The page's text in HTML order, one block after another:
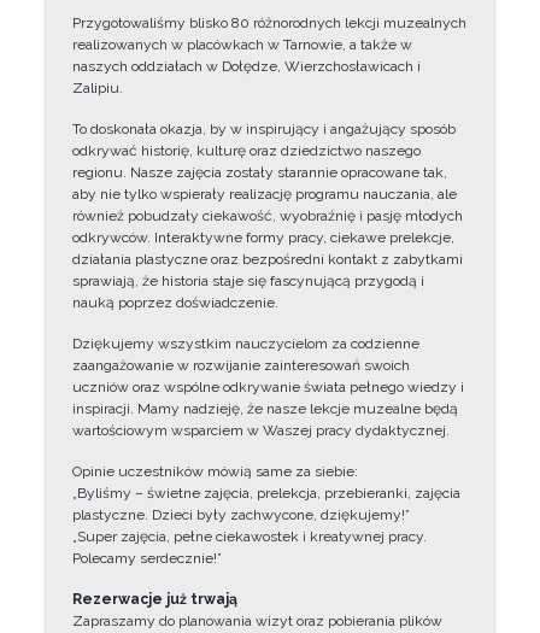
Przygotowaliśmy blisko 80 różnorodnych lekcji muzealnych
realizowanych w placówkach w Tarnowie, a także w
naszych oddziałach w Dołędze, Wierzchosławicach i
Zalipiu.
To doskonała okazja, by w inspirujący i angażujący sposób
odkrywać historię, kulturę oraz dziedzictwo naszego
regionu. Nasze zajęcia zostały starannie opracowane tak,
aby nie tylko wspierały realizację programu nauczania, ale
również pobudzały ciekawość, wyobraźnię i pasję młodych
odkrywców. Interaktywne formy pracy, ciekawe prelekcje,
działania plastyczne oraz bezpośredni kontakt z zabytkami
sprawiają, że historia staje się fascynującą przygodą i
nauką poprzez doświadczenie.
Dziękujemy wszystkim nauczycielom za codzienne
zaangażowanie w rozwijanie zainteresowań swoich
uczniów oraz wspólne odkrywanie świata pełnego wiedzy i
inspiracji. Mamy nadzieję, że nasze lekcje muzealne będą
wartościowym wsparciem w Waszej pracy dydaktycznej.
Opinie uczestników mówią same za siebie:
„Byliśmy – świetne zajęcia, prelekcja, przebieranki, zajęcia
plastyczne. Dzieci były zachwycone, dziękujemy!”
„Super zajęcia, pełne ciekawostek i kreatywnej pracy.
Polecamy serdecznie!”
Rezerwacje już trwają
Zapraszamy do planowania wizyt oraz pobierania plików